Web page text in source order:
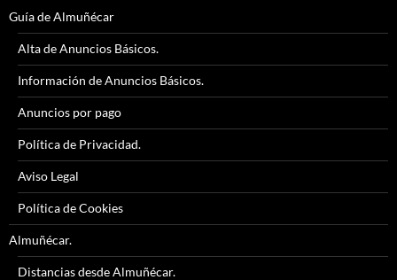
Guía de Almuñécar
Alta de Anuncios Básicos.
Información de Anuncios Básicos.
Anuncios por pago
Política de Privacidad.
Aviso Legal
Política de Cookies
Almuñécar.
Distancias desde Almuñécar.